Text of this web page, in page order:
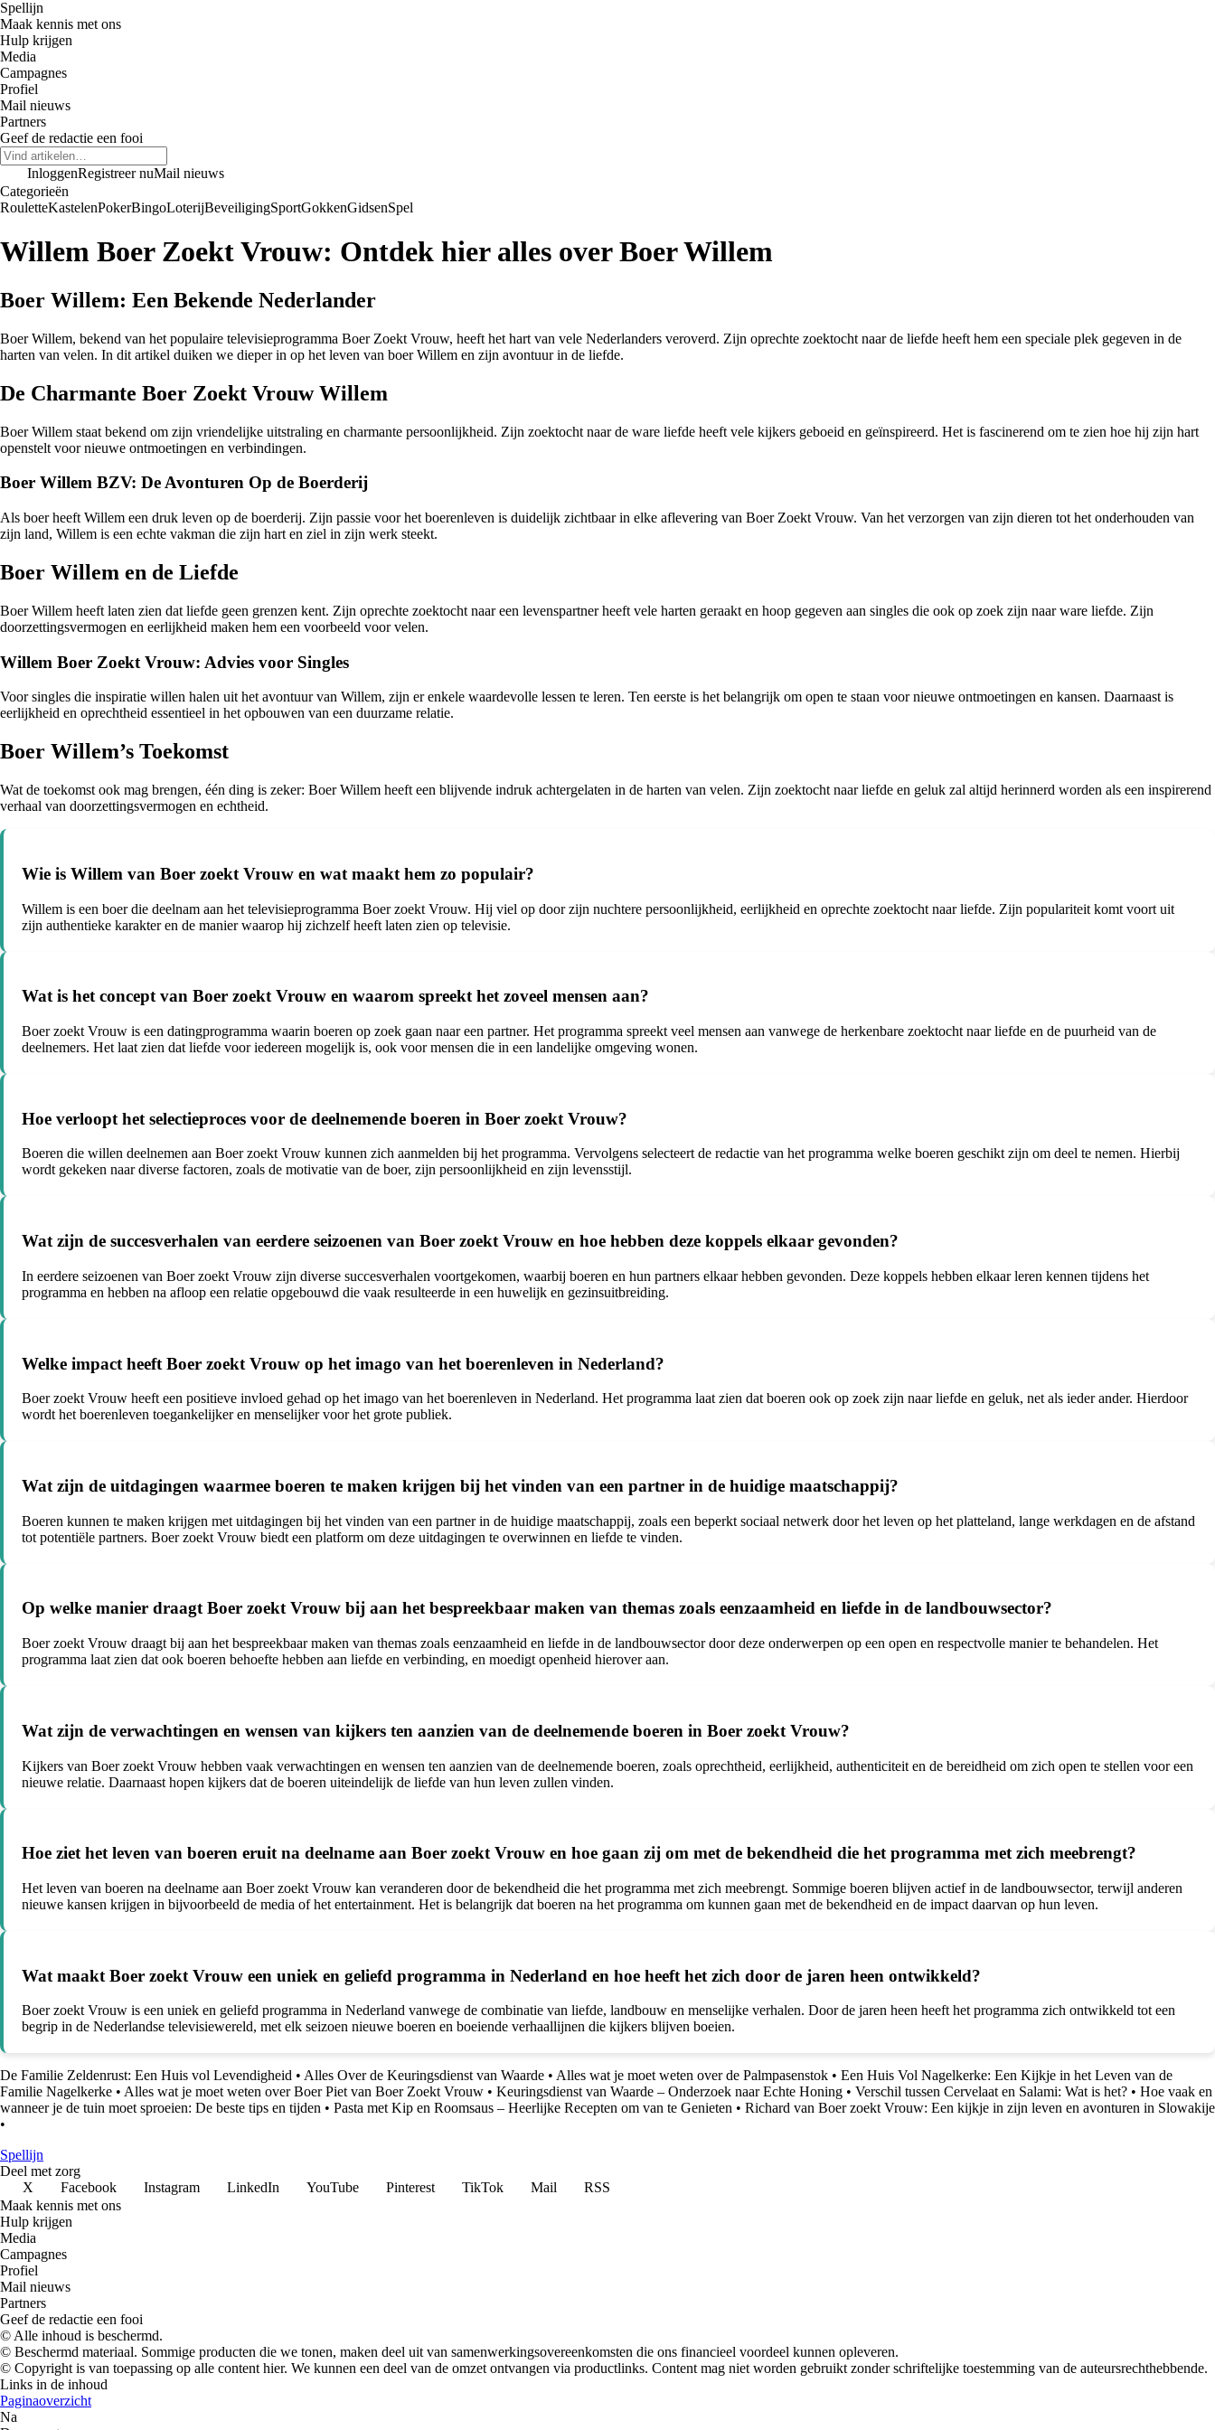
Spellijn
Maak kennis met ons
Hulp krijgen
Media
Campagnes
Profiel
Mail nieuws
Partners
Geef de redactie een fooi
InloggenRegistreer nuMail nieuws
Categorieën
RouletteKastelenPokerBingoLoterijBeveiligingSportGokkenGidsenSpel
Willem Boer Zoekt Vrouw: Ontdek hier alles over Boer Willem
Boer Willem: Een Bekende Nederlander
Boer Willem, bekend van het populaire televisieprogramma Boer Zoekt Vrouw, heeft het hart van vele Nederlanders veroverd. Zijn oprechte zoektocht naar de liefde heeft hem een speciale plek gegeven in de
harten van velen. In dit artikel duiken we dieper in op het leven van boer Willem en zijn avontuur in de liefde.
De Charmante Boer Zoekt Vrouw Willem
Boer Willem staat bekend om zijn vriendelijke uitstraling en charmante persoonlijkheid. Zijn zoektocht naar de ware liefde heeft vele kijkers geboeid en geïnspireerd. Het is fascinerend om te zien hoe hij zijn hart
openstelt voor nieuwe ontmoetingen en verbindingen.
Boer Willem BZV: De Avonturen Op de Boerderij
Als boer heeft Willem een druk leven op de boerderij. Zijn passie voor het boerenleven is duidelijk zichtbaar in elke aflevering van Boer Zoekt Vrouw. Van het verzorgen van zijn dieren tot het onderhouden van
zijn land, Willem is een echte vakman die zijn hart en ziel in zijn werk steekt.
Boer Willem en de Liefde
Boer Willem heeft laten zien dat liefde geen grenzen kent. Zijn oprechte zoektocht naar een levenspartner heeft vele harten geraakt en hoop gegeven aan singles die ook op zoek zijn naar ware liefde. Zijn
doorzettingsvermogen en eerlijkheid maken hem een voorbeeld voor velen.
Willem Boer Zoekt Vrouw: Advies voor Singles
Voor singles die inspiratie willen halen uit het avontuur van Willem, zijn er enkele waardevolle lessen te leren. Ten eerste is het belangrijk om open te staan voor nieuwe ontmoetingen en kansen. Daarnaast is
eerlijkheid en oprechtheid essentieel in het opbouwen van een duurzame relatie.
Boer Willem’s Toekomst
Wat de toekomst ook mag brengen, één ding is zeker: Boer Willem heeft een blijvende indruk achtergelaten in de harten van velen. Zijn zoektocht naar liefde en geluk zal altijd herinnerd worden als een inspirerend
verhaal van doorzettingsvermogen en echtheid.
Wie is Willem van Boer zoekt Vrouw en wat maakt hem zo populair?
Willem is een boer die deelnam aan het televisieprogramma Boer zoekt Vrouw. Hij viel op door zijn nuchtere persoonlijkheid, eerlijkheid en oprechte zoektocht naar liefde. Zijn populariteit komt voort uit
zijn authentieke karakter en de manier waarop hij zichzelf heeft laten zien op televisie.
Wat is het concept van Boer zoekt Vrouw en waarom spreekt het zoveel mensen aan?
Boer zoekt Vrouw is een datingprogramma waarin boeren op zoek gaan naar een partner. Het programma spreekt veel mensen aan vanwege de herkenbare zoektocht naar liefde en de puurheid van de
deelnemers. Het laat zien dat liefde voor iedereen mogelijk is, ook voor mensen die in een landelijke omgeving wonen.
Hoe verloopt het selectieproces voor de deelnemende boeren in Boer zoekt Vrouw?
Boeren die willen deelnemen aan Boer zoekt Vrouw kunnen zich aanmelden bij het programma. Vervolgens selecteert de redactie van het programma welke boeren geschikt zijn om deel te nemen. Hierbij
wordt gekeken naar diverse factoren, zoals de motivatie van de boer, zijn persoonlijkheid en zijn levensstijl.
Wat zijn de succesverhalen van eerdere seizoenen van Boer zoekt Vrouw en hoe hebben deze koppels elkaar gevonden?
In eerdere seizoenen van Boer zoekt Vrouw zijn diverse succesverhalen voortgekomen, waarbij boeren en hun partners elkaar hebben gevonden. Deze koppels hebben elkaar leren kennen tijdens het
programma en hebben na afloop een relatie opgebouwd die vaak resulteerde in een huwelijk en gezinsuitbreiding.
Welke impact heeft Boer zoekt Vrouw op het imago van het boerenleven in Nederland?
Boer zoekt Vrouw heeft een positieve invloed gehad op het imago van het boerenleven in Nederland. Het programma laat zien dat boeren ook op zoek zijn naar liefde en geluk, net als ieder ander. Hierdoor
wordt het boerenleven toegankelijker en menselijker voor het grote publiek.
Wat zijn de uitdagingen waarmee boeren te maken krijgen bij het vinden van een partner in de huidige maatschappij?
Boeren kunnen te maken krijgen met uitdagingen bij het vinden van een partner in de huidige maatschappij, zoals een beperkt sociaal netwerk door het leven op het platteland, lange werkdagen en de afstand
tot potentiële partners. Boer zoekt Vrouw biedt een platform om deze uitdagingen te overwinnen en liefde te vinden.
Op welke manier draagt Boer zoekt Vrouw bij aan het bespreekbaar maken van themas zoals eenzaamheid en liefde in de landbouwsector?
Boer zoekt Vrouw draagt bij aan het bespreekbaar maken van themas zoals eenzaamheid en liefde in de landbouwsector door deze onderwerpen op een open en respectvolle manier te behandelen. Het
programma laat zien dat ook boeren behoefte hebben aan liefde en verbinding, en moedigt openheid hierover aan.
Wat zijn de verwachtingen en wensen van kijkers ten aanzien van de deelnemende boeren in Boer zoekt Vrouw?
Kijkers van Boer zoekt Vrouw hebben vaak verwachtingen en wensen ten aanzien van de deelnemende boeren, zoals oprechtheid, eerlijkheid, authenticiteit en de bereidheid om zich open te stellen voor een
nieuwe relatie. Daarnaast hopen kijkers dat de boeren uiteindelijk de liefde van hun leven zullen vinden.
Hoe ziet het leven van boeren eruit na deelname aan Boer zoekt Vrouw en hoe gaan zij om met de bekendheid die het programma met zich meebrengt?
Het leven van boeren na deelname aan Boer zoekt Vrouw kan veranderen door de bekendheid die het programma met zich meebrengt. Sommige boeren blijven actief in de landbouwsector, terwijl anderen
nieuwe kansen krijgen in bijvoorbeeld de media of het entertainment. Het is belangrijk dat boeren na het programma om kunnen gaan met de bekendheid en de impact daarvan op hun leven.
Wat maakt Boer zoekt Vrouw een uniek en geliefd programma in Nederland en hoe heeft het zich door de jaren heen ontwikkeld?
Boer zoekt Vrouw is een uniek en geliefd programma in Nederland vanwege de combinatie van liefde, landbouw en menselijke verhalen. Door de jaren heen heeft het programma zich ontwikkeld tot een
begrip in de Nederlandse televisiewereld, met elk seizoen nieuwe boeren en boeiende verhaallijnen die kijkers blijven boeien.
De Familie Zeldenrust: Een Huis vol Levendigheid • Alles Over de Keuringsdienst van Waarde • Alles wat je moet weten over de Palmpasenstok • Een Huis Vol Nagelkerke: Een Kijkje in het Leven van de
Familie Nagelkerke • Alles wat je moet weten over Boer Piet van Boer Zoekt Vrouw • Keuringsdienst van Waarde – Onderzoek naar Echte Honing • Verschil tussen Cervelaat en Salami: Wat is het? • Hoe vaak en
wanneer je de tuin moet sproeien: De beste tips en tijden • Pasta met Kip en Roomsaus – Heerlijke Recepten om van te Genieten • Richard van Boer zoekt Vrouw: Een kijkje in zijn leven en avonturen in Slowakije
•
Spellijn
Deel met zorg
X
Facebook Instagram LinkedIn YouTube Pinterest TikTok Mail
RSS
Maak kennis met ons
Hulp krijgen
Media
Campagnes
Profiel
Mail nieuws
Partners
Geef de redactie een fooi
© Alle inhoud is beschermd.
© Beschermd materiaal. Sommige producten die we tonen, maken deel uit van samenwerkingsovereenkomsten die ons financieel voordeel kunnen opleveren.
© Copyright is van toepassing op alle content hier. We kunnen een deel van de omzet ontvangen via productlinks. Content mag niet worden gebruikt zonder schriftelijke toestemming van de auteursrechthebbende.
Links in de inhoud
Paginaoverzicht
Na